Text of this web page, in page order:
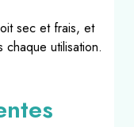
sec et frais, et
utilisation.